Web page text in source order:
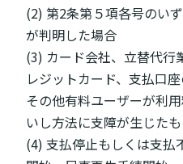
(2) 第2条第５項各号のい
が判明した場合
(3) カード会社、立替代行
レジットカード、支払口
その他有料ユーザーが利
いし方法に支障が生じた
(4) 支払停止もしくは支払